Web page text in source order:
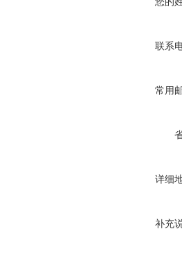
联系
常用
详细
补充